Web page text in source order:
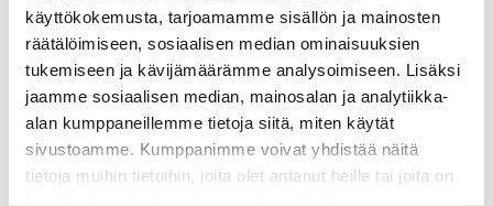
käyttökokemusta, tarjoamamme sisällön ja mainosten
räätälöimiseen, sosiaalisen median ominaisuuksien
tukemiseen ja kävijämäärämme analysoimiseen. Lisäksi
jaamme sosiaalisen median, mainosalan ja analytiikka-
alan kumppaneillemme tietoja siitä, miten käytät
sivustoamme. Kumppanimme voivat yhdistää näitä
tietoja muihin tietoihin, joita olet antanut heille tai joita on
Käsiraha tai vaihtoauto (€)